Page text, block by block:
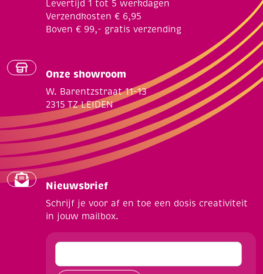
Levertijd 1 tot 5 werkdagen
Verzendkosten € 6,95
Boven € 99,- gratis verzending
Onze showroom
W. Barentzstraat 11-13
2315 TZ LEIDEN
Nieuwsbrief
Schrijf je voor af en toe een dosis creativiteit
in jouw mailbox.